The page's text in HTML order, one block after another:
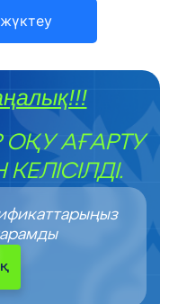
ОҚУ АҒАРТУ